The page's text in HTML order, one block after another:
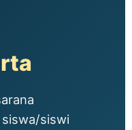
siswa/siswi